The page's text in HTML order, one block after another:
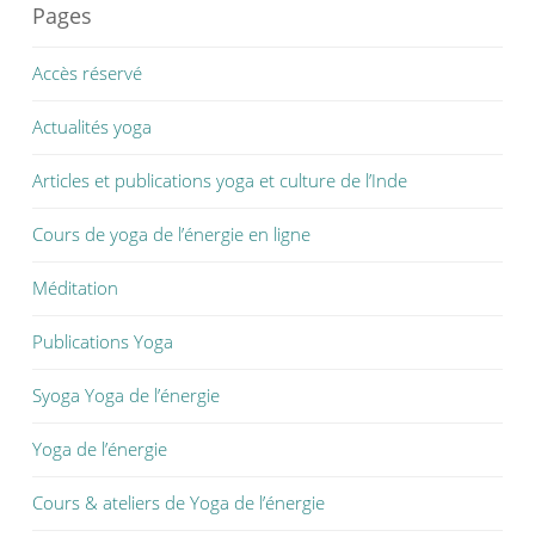
Pages
Accès réservé
Actualités yoga
Articles et publications yoga et culture de l’Inde
Cours de yoga de l’énergie en ligne
Méditation
Publications Yoga
Syoga Yoga de l’énergie
Yoga de l’énergie
Cours & ateliers de Yoga de l’énergie